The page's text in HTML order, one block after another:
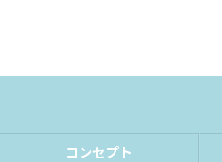
コンセプト